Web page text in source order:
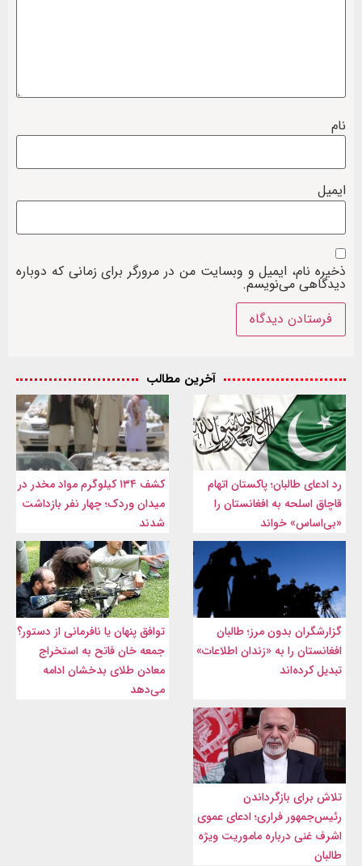
نام
ایمیل
ذخیره نام، ایمیل و وبسایت من در مرورگر برای زمانی که دوباره
دیدگاهی می‌نویسم.
آخرین مطالب
رد ادعای طالبان؛ پاکستان اتهام
قاچاق اسلحه به افغانستان را
«بی‌اساس» خواند
کشف ۱۳۴ کیلوگرم مواد مخدر در
میدان وردک؛ چهار نفر بازداشت
شدند
گزارشگران بدون مرز؛ طالبان
افغانستان را به «زندان اطلاعات»
تبدیل کرده‌اند
توافق پنهان یا نافرمانی از دستور؟
جمعه خان فاتح به استخراج
معادن طلای بدخشان ادامه
می‌دهد
تلاش برای بازگرداندن
رئیس‌جمهور فراری؛ ادعای عموی
اشرف غنی درباره ماموریت ویژه
طالبان